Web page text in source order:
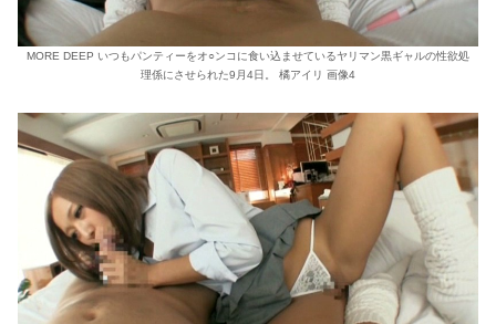
MORE DEEP いつもパンティーをオ○ンコに食い込ませているヤリマン黒ギャルの性欲処
理係にさせられた9月4日。 橘アイリ 画像4